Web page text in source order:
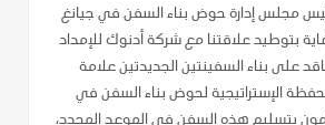
مجلس إدارة حوض بناء السفن في جيانغ
بتوطيد علاقتنا مع شركة أدنوك للإمداد
على بناء السفينتين الجديدتين علامة
الإستراتيجية لحوض بناء السفن في
بتسليم هذه السفن في الموعد المحدد،